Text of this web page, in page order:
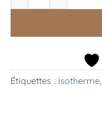
Étiquettes : isotherme